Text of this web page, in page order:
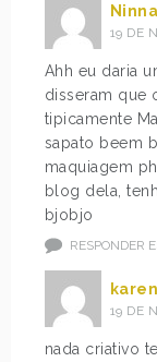
Ninna
19 DE
Ahh eu daria
disseram que
tipicamente
sapato beem
maquiagem
blog dela,
bjobjo
RESPONDER
19 DE
nada criativo